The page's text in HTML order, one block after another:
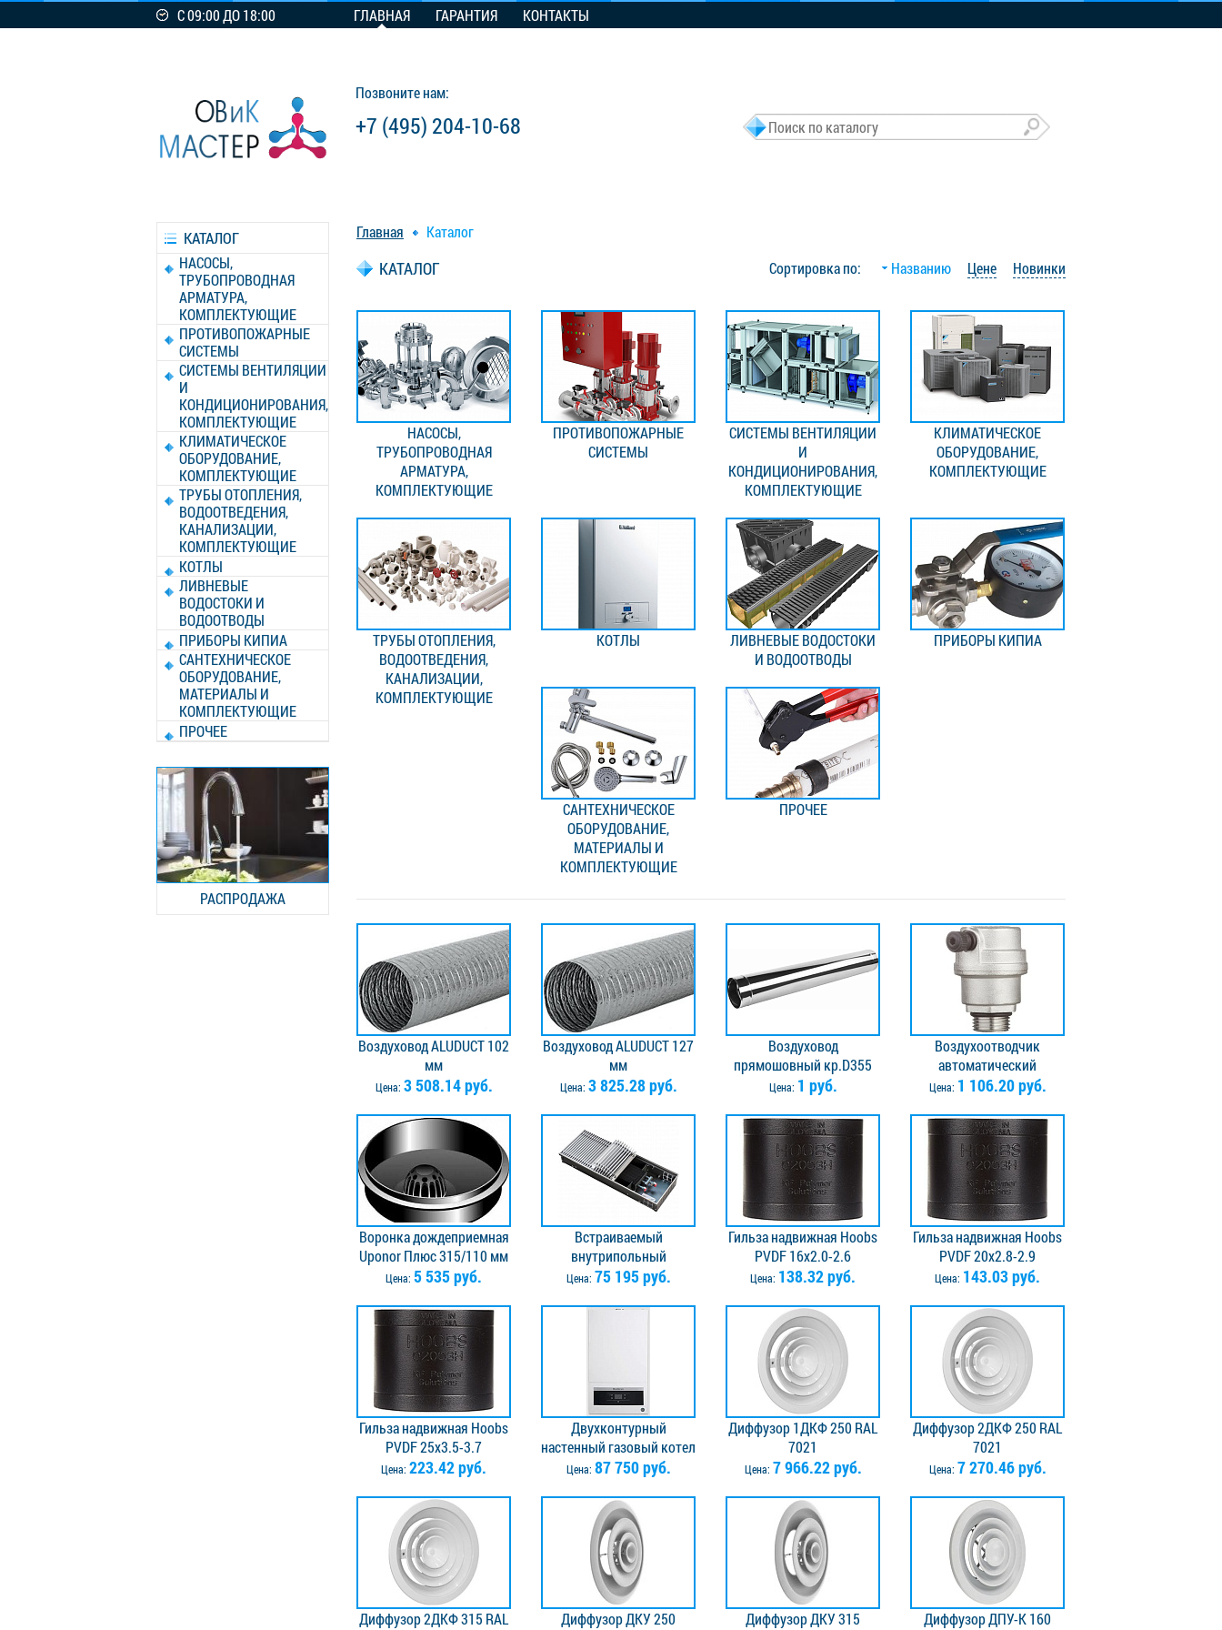
С 09:00 ДО 18:00 ГЛАВНАЯ ГАРАНТИЯ КОНТАКТЫ
Позвоните нам:
+7 (495) 204-10-68
КАТАЛОГ
НАСОСЫ,
ТРУБОПРОВОДНАЯ
АРМАТУРА,
КОМПЛЕКТУЮЩИЕ
ПРОТИВОПОЖАРНЫЕ
СИСТЕМЫ
СИСТЕМЫ ВЕНТИЛЯЦИИ
И
КОНДИЦИОНИРОВАНИЯ,
КОМПЛЕКТУЮЩИЕ
КЛИМАТИЧЕСКОЕ
ОБОРУДОВАНИЕ,
КОМПЛЕКТУЮЩИЕ
ТРУБЫ ОТОПЛЕНИЯ,
ВОДООТВЕДЕНИЯ,
КАНАЛИЗАЦИИ,
КОМПЛЕКТУЮЩИЕ
КОТЛЫ
ЛИВНЕВЫЕ
ВОДОСТОКИ И
ВОДООТВОДЫ
ПРИБОРЫ КИПИА
САНТЕХНИЧЕСКОЕ
ОБОРУДОВАНИЕ,
МАТЕРИАЛЫ И
КОМПЛЕКТУЮЩИЕ
ПРОЧЕЕ
РАСПРОДАЖА
Главная Каталог
КАТАЛОГ Сортировка по: Названию Цене Новинки
НАСОСЫ,
ТРУБОПРОВОДНАЯ
АРМАТУРА,
КОМПЛЕКТУЮЩИЕ
ПРОТИВОПОЖАРНЫЕ
СИСТЕМЫ
СИСТЕМЫ ВЕНТИЛЯЦИИ
И
КОНДИЦИОНИРОВАНИЯ,
КОМПЛЕКТУЮЩИЕ
КЛИМАТИЧЕСКОЕ
ОБОРУДОВАНИЕ,
КОМПЛЕКТУЮЩИЕ
ТРУБЫ ОТОПЛЕНИЯ,
ВОДООТВЕДЕНИЯ,
КАНАЛИЗАЦИИ,
КОМПЛЕКТУЮЩИЕ
КОТЛЫ
ЛИВНЕВЫЕ ВОДОСТОКИ
И ВОДООТВОДЫ
ПРИБОРЫ КИПИА
САНТЕХНИЧЕСКОЕ
ОБОРУДОВАНИЕ,
МАТЕРИАЛЫ И
КОМПЛЕКТУЮЩИЕ
ПРОЧЕЕ
Воздуховод ALUDUCT 102
мм
Цена: 3 508.14 руб.
Воздуховод ALUDUCT 127
мм
Цена: 3 825.28 руб.
Воздуховод
прямошовный кр.D355
мм, L=1250 мм, нерж
Цена: 1 руб.
Воздухоотводчик
автоматический
вертикальный 1/2" Valtec
Цена: 1 106.20 руб.
Воронка дождеприемная
Uponor Плюс 315/110 мм
черная
Цена: 5 535 руб.
Встраиваемый
внутрипольный
конвектор TECHNO Power
3900
Цена: 75 195 руб.
Гильза надвижная Hoobs
PVDF 16x2.0-2.6
Цена: 138.32 руб.
Гильза надвижная Hoobs
PVDF 20x2.8-2.9
Цена: 143.03 руб.
Гильза надвижная Hoobs
PVDF 25x3.5-3.7
Цена: 223.42 руб.
Двухконтурный
настенный газовый котел
Buderus Logamax U072-
горячей воды
Цена: 87 750 руб.
Диффузор 1ДКФ 250 RAL
7021
Цена: 7 966.22 руб.
Диффузор 2ДКФ 250 RAL
7021
Цена: 7 270.46 руб.
Диффузор 2ДКФ 315 RAL
Диффузор ДКУ 250 Диффузор ДКУ 315 Диффузор ДПУ-К 160